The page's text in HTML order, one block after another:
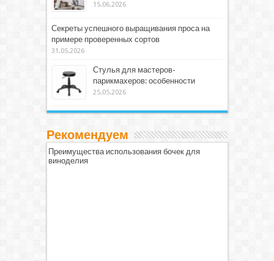
15.06.2026
Секреты успешного выращивания проса на
примере проверенных сортов
31.05.2026
Стулья для мастеров-
парикмахеров: особенности
25.05.2026
Рекомендуем
Преимущества использования бочек для
виноделия